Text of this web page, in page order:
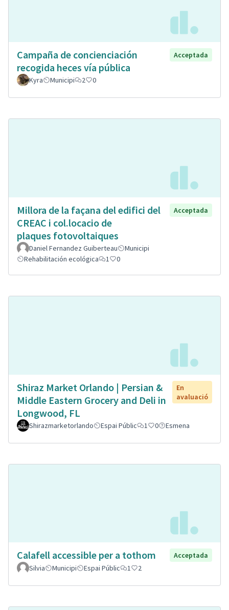
Campaña de concienciación
recogida heces vía pública
Acceptada
Kyra Municipi 2 0
Millora de la façana del edifici del
CREAC i col.locacio de
plaques fotovoltaiques
Acceptada
Daniel Fernandez Guiberteau
Municipi
Rehabilitación ecológica
1 0
Shiraz Market Orlando | Persian &
Middle Eastern Grocery and Deli in
Longwood, FL
En
avaluació
Shirazmarketorlando Espai Públic 1 0 Esmena
Calafell accessible per a tothom
Acceptada
Silvia
Municipi Espai Públic 1 2